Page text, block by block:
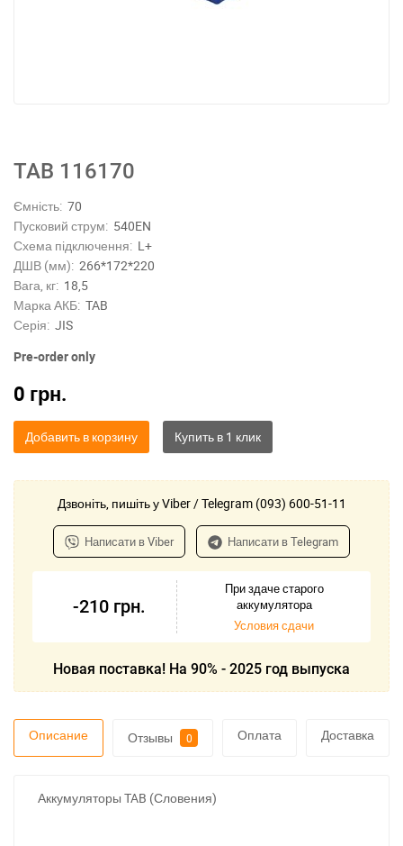
TAB 116170
Ємність: 70
Пусковий струм: 540EN
Схема підключення: L+
ДШВ (мм): 266*172*220
Вага, кг: 18,5
Марка АКБ: TAB
Серія: JIS
Pre-order only
0 грн.
Добавить в корзину
Дзвоніть, пишіть у Viber / Telegram (093) 600-51-11
Написати в Viber Написати в Telegram
-210 грн.
При здаче старого
аккумулятора
Условия сдачи
Новая поставка! На 90% - 2025 год выпуска
Описание Отзывы 0 Оплата Доставка
Аккумуляторы TAB (Словения)